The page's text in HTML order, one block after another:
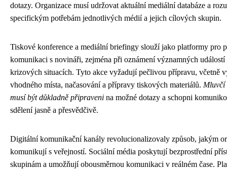
dotazy. Organizace musí udržovat aktuální mediální databáze a
specifickým potřebám jednotlivých médií a jejich cílových skupin.
Tiskové konference a mediální briefingy slouží jako platformy pro
komunikaci s novináři, zejména při oznámení významných událostí
krizových situacích. Tyto akce vyžadují pečlivou přípravu, včetně
vhodného místa, načasování a přípravy tiskových materiálů. Mluvčí
musí být důkladně připraveni na možné dotazy a schopni
sdělení jasně a přesvědčivě.
Digitální komunikační kanály revolucionalizovaly způsob, jakým
komunikují s veřejností. Sociální média poskytují bezprostřední
skupinám a umožňují obousměrnou komunikaci v reálném čase.